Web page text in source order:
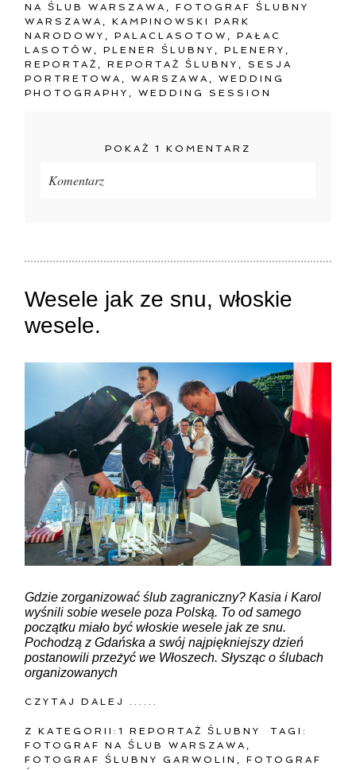
NA ŚLUB WARSZAWA
,FOTOGRAF ŚLUBNY
WARSZAWA
,KAMPINOWSKI PARK
NARODOWY
,PALACLASOTOW ,PAŁAC
LASOTÓW
,PLENER ŚLUBNY ,PLENERY
REPORTAŻ
,REPORTAŻ ŚLUBNY
SESJA
PORTRETOWA
,WARSZAWA ,WEDDING
PHOTOGRAPHY
,WEDDING SESSION
POKAŻ 1 KOMENTARZ
Komentarz
ZAMIEŚĆ KOMENTARZ
Wesele jak ze snu, włoskie
wesele.
Gdzie zorganizować ślub zagraniczny? Kasia i Karol
wyśnili sobie wesele poza Polską. To od samego
początku miało być włoskie wesele jak ze snu.
Pochodzą z Gdańska a swój najpiękniejszy dzień
postanowili przeżyć we Włoszech. Słysząc o ślubach
organizowanych
CZYTAJ DALEJ ......
Z KATEGORII:1 REPORTAŻ ŚLUBNY
TAGI:
FOTOGRAF NA ŚLUB WARSZAWA
FOTOGRAF ŚLUBNY GARWOLIN
,FOTOGRAF